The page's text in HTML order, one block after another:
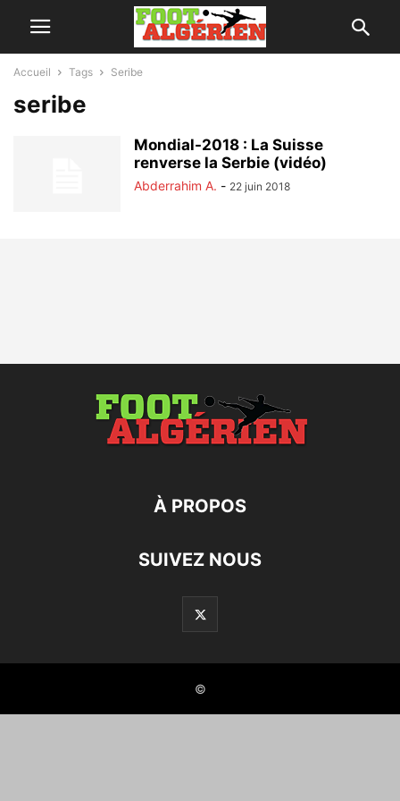
Accueil Tags Seribe
seribe
Mondial-2018 : La Suisse
renverse la Serbie (vidéo)
Abderrahim A. - 22 juin 2018
À PROPOS
SUIVEZ NOUS
©